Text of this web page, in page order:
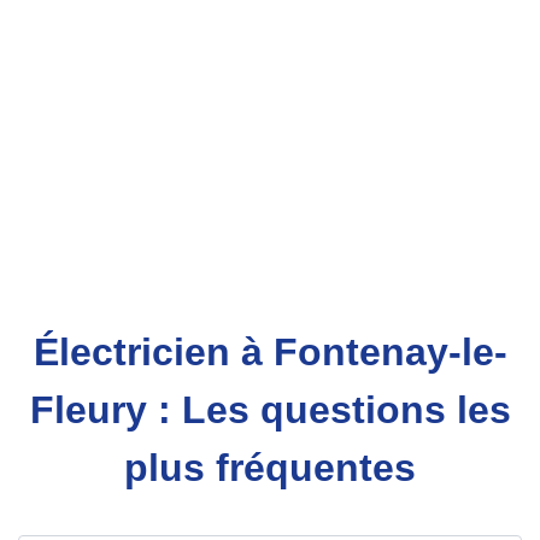
Électricien à Fontenay-le-
Fleury : Les questions les
plus fréquentes